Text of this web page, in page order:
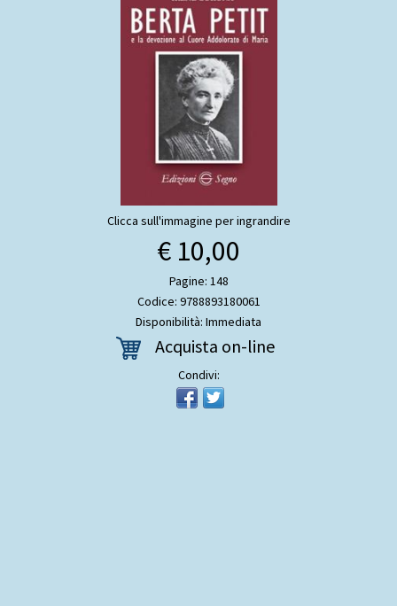
Clicca sull'immagine per ingrandire
€ 10,00
Pagine: 148
Codice: 9788893180061
Disponibilità: Immediata
Acquista on-line
Condivi: